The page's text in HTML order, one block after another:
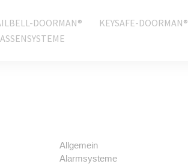
DOORMAN®
KEYSAFE-DOORMAN®
Allgemein
Alarmsysteme